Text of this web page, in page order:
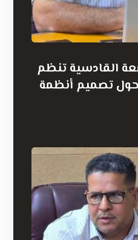
القادسية تنظم
حول تصميم أنظمة